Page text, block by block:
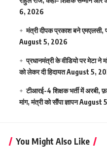
6, 2026
मंत्री दीपक प्रकाश बने एमएलसी,
August 5, 2026
प्रधानमंत्री के वीडियो पर मेटा
को लेकर दी हिदायतAugust 5,
टीआरई-4 शिक्षक भर्ती में अरबी,
मांग, मंत्री को सौंपा ज्ञापनAugust
You Might Also Like